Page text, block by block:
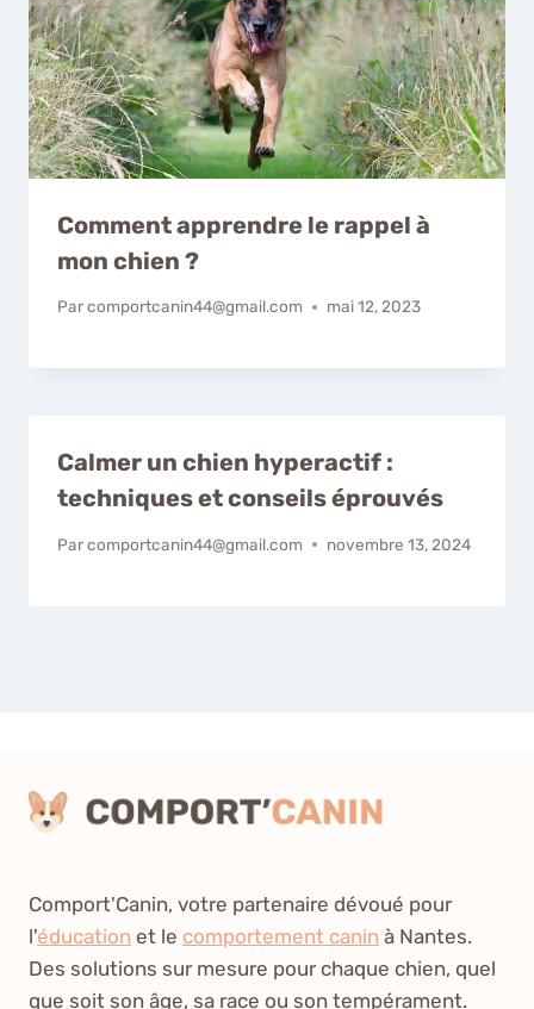
Comment apprendre le rappel à
mon chien ?
Parcomportcanin44@gmail.com mai 12, 2023
Calmer un chien hyperactif :
techniques et conseils éprouvés
Parcomportcanin44@gmail.com novembre 13, 2024
Comport'Canin, votre partenaire dévoué pour
l'éducation et le comportement canin à Nantes.
Des solutions sur mesure pour chaque chien, quel
que soit son âge, sa race ou son tempérament.